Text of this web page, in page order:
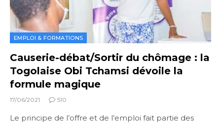
EMPLOI & FORMATIONS
Causerie-débat/Sortir du chômage : la
Togolaise Obi Tchamsi dévoile la
formule magique
17/06/2021 510
Le principe de l’offre et de l’emploi fait partie des